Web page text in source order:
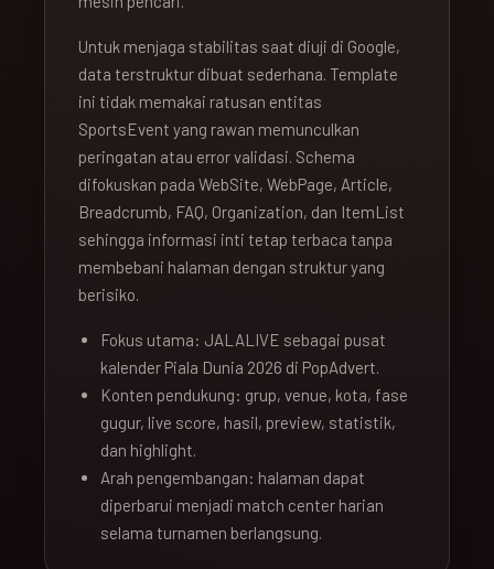
Untuk menjaga stabilitas saat diuji di Google,
data terstruktur dibuat sederhana. Template
ini tidak memakai ratusan entitas
SportsEvent yang rawan memunculkan
peringatan atau error validasi. Schema
difokuskan pada WebSite, WebPage, Article,
Breadcrumb, FAQ, Organization, dan ItemList
sehingga informasi inti tetap terbaca tanpa
membebani halaman dengan struktur yang
berisiko.
Fokus utama: JALALIVE sebagai pusat
kalender Piala Dunia 2026 di PopAdvert.
Konten pendukung: grup, venue, kota, fase
gugur, live score, hasil, preview, statistik,
dan highlight.
Arah pengembangan: halaman dapat
diperbarui menjadi match center harian
selama turnamen berlangsung.